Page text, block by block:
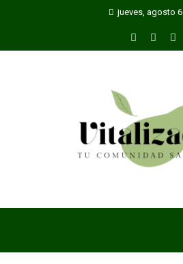
jueves, agosto 6